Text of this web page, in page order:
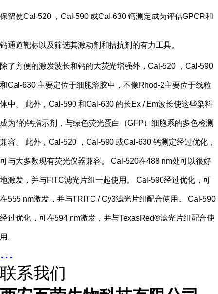
保留使Cal-520 ，Cal-590 或Cal-630 钙测定成为评估GPCR和
钙通道靶标以及筛选其激动剂和拮抗剂的有力工具。
除了方便的激发波长和钙的大荧光增强外，Cal-520 ，Cal-590
和Cal-630 主要定位于细胞溶胶中，不像Rhod-2主要位于线粒
体中。 此外，Cal-590 和Cal-630 的长Ex / Em波长使这些染料
成为*的钙指示剂，与绿色荧光蛋白（GFP）细胞系的多色检测
兼容。 此外，Cal-520 ，Cal-590 或Cal-630 钙测定经过优化，
可与大多数现有荧光仪器兼容。 Cal-520在488 nm处可以很好
地激发，并与FITC滤光片组一起使用。 Cal-590经过优化，可
在555 nm激发，并与TRITC / Cy3滤光片组配合使用。 Cal-590
经过优化，可在594 nm激发，并与TexasRed®滤光片组配合使
用。
...
联系我们